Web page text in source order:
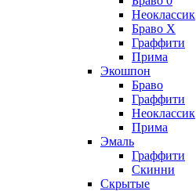
Неоклассик
Браво Х
Граффити
Прима
Экошпон
Браво
Граффити
Неоклассик
Прима
Эмаль
Граффити
Скинни
Скрытые